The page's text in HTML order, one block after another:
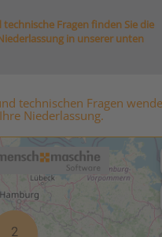
Fragen finden Sie die
in unserer unten
technischen Fragen
Niederlassung.